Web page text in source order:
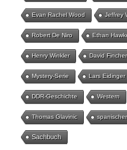
Evan Rachel Wood Jeffrey
Robert De Niro Ethan
Henry Winkler David Fincher
Mystery-Serie Lars Eidinger
DDR-Geschichte Western
Thomas Glavinic
Sachbuch